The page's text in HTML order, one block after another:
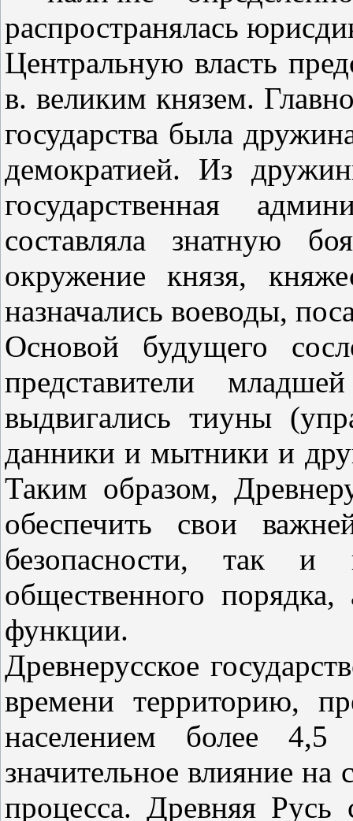
распространялась
Центральную власть
в. великим князем.
государства была
демократией. Из
государственная
составляла знатную
окружение князя,
назначались воеводы,
Основой будущего
представители
выдвигались тиуны
данники и мытники и
Таким образом,
обеспечить свои
безопасности, так и
общественного
функции.
Древнерусское
времени территорию,
населением более
значительное влияние на
процесса. Древняя